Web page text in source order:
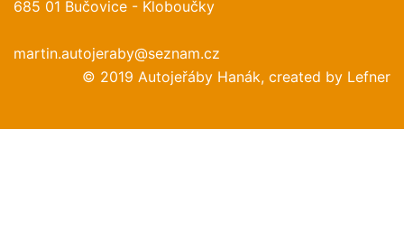
685 01 Bučovice - Kloboučky
martin.autojeraby@seznam.cz
© 2019 Autojeřáby Hanák, created by Lefner